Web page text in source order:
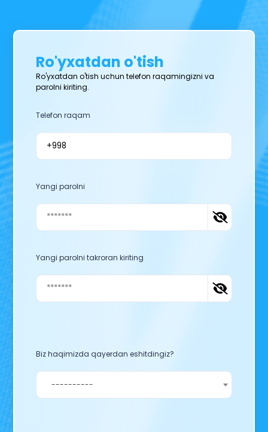
Ro'yxatdan o'tish
Ro'yxatdan o'tish uchun telefon raqamingizni va
parolni kiriting.
Telefon raqam
Yangi parolni
Yangi parolni takroran kiriting
Biz haqimizda qayerdan eshitdingiz?
----------